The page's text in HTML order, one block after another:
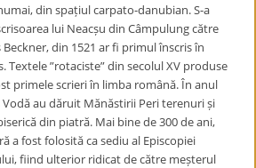
din spațiul carpato-danubian. S-a
lui Neacșu din Câmpulung către
din 1521 ar fi primul înscris în
Textele ”rotaciste” din secolul XV produse
primele scrieri în limba română. În anul
au dăruit Mănăstirii Peri terenuri și
din piatră. Mai bine de 300 de ani,
a fost folosită ca sediu al Episcopiei
fiind ulterior ridicat de către meșterul